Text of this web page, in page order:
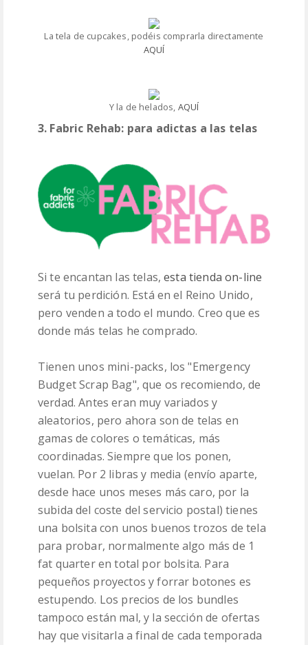
La tela de cupcakes, podéis comprarla directamente
AQUÍ
Y la de helados, AQUÍ
3. Fabric Rehab: para adictas a las telas
Si te encantan las telas,esta tienda on-line
será tu perdición. Está en el Reino Unido,
pero venden a todo el mundo. Creo que es
donde más telas he comprado.
Tienen unos mini-packs, los "Emergency
Budget Scrap Bag", que os recomiendo, de
verdad. Antes eran muy variados y
aleatorios, pero ahora son de telas en
gamas de colores o temáticas, más
coordinadas. Siempre que los ponen,
vuelan. Por 2 libras y media (envío aparte,
desde hace unos meses más caro, por la
subida del coste del servicio postal) tienes
una bolsita con unos buenos trozos de tela
para probar, normalmente algo más de 1
fat quarter en total por bolsita. Para
pequeños proyectos y forrar botones es
estupendo. Los precios de los bundles
tampoco están mal, y la sección de ofertas
hay que visitarla a final de cada temporada